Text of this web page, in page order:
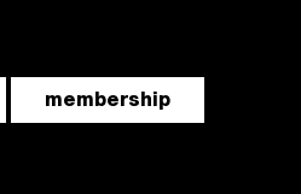
membership